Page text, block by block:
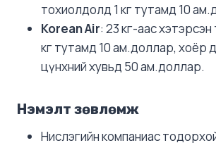
тохиолдолд 1 кг тутамд 10
Korean Air: 23 кг-аас
кг тутамд 10 ам.доллар, хоёр
цүнхний хувьд 50 ам.доллар.
Нэмэлт зөвлөмж
Нислэгийн компаниас